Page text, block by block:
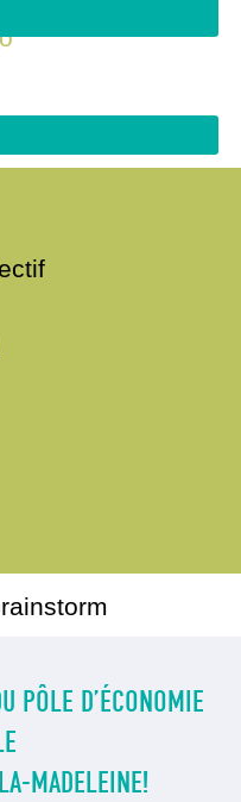
PÔLE D’ÉCONOMIE
MADELEINE!